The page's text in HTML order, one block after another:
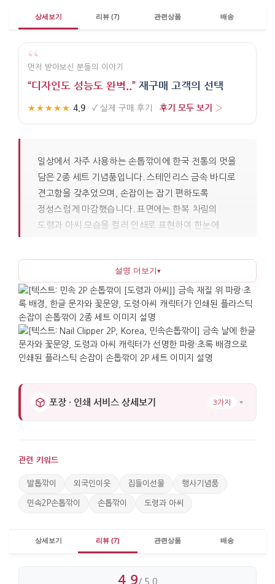
상세보기 리뷰 (7) 관련상품 배송
“
먼저 받아보신 분들의 이야기
“디자인도 성능도 완벽..” 재구매 고객의 선택
★★★★★ 4.9 · ✓ 실제 구매 후기 · 후기 모두 보기 ›
일상에서 자주 사용하는 손톱깎이에 한국 전통의 멋을
담은 2종 세트 기념품입니다. 스테인리스 금속 바디로
견고함을 갖추었으며, 손잡이는 잡기 편하도록
정성스럽게 마감했습니다. 표면에는 한복 차림의
도령과 아씨 모습을 컬러 인쇄로 표현하여 한눈에
전통 문양을 통해 기념품으로서의 품격을 갖추었으며,
행사 답례품이나 웰컴키트 구성품으로 무난하게
활용할 수 있습니다.
2P 구성은 준비하는 과정을 단순하게 만들어줍니다.
한 세트에 두 개가 포함되어 배포 수량을 맞추기 쉽고,
한 사람에게 두 개를 함께 전하기에도 부담이
적습니다. 손톱깎이는 문화와 관계없이 실용성이 높은
사용할 수 있습니다.
전통을 쉽게 이해할 수 있으며, 사용할 때마다
한국에서의 만남을 떠올리게 됩니다. 실용성과
설명 더보기▾
포장 · 인쇄 서비스 상세보기 3가지
관련 키워드
발톱깎이 외국인이웃 집들이선물 행사기념품
민속2P손톱깎이 손톱깎이 도령과 아씨
상세보기 리뷰 (7) 관련상품 배송
4.9/ 5.0